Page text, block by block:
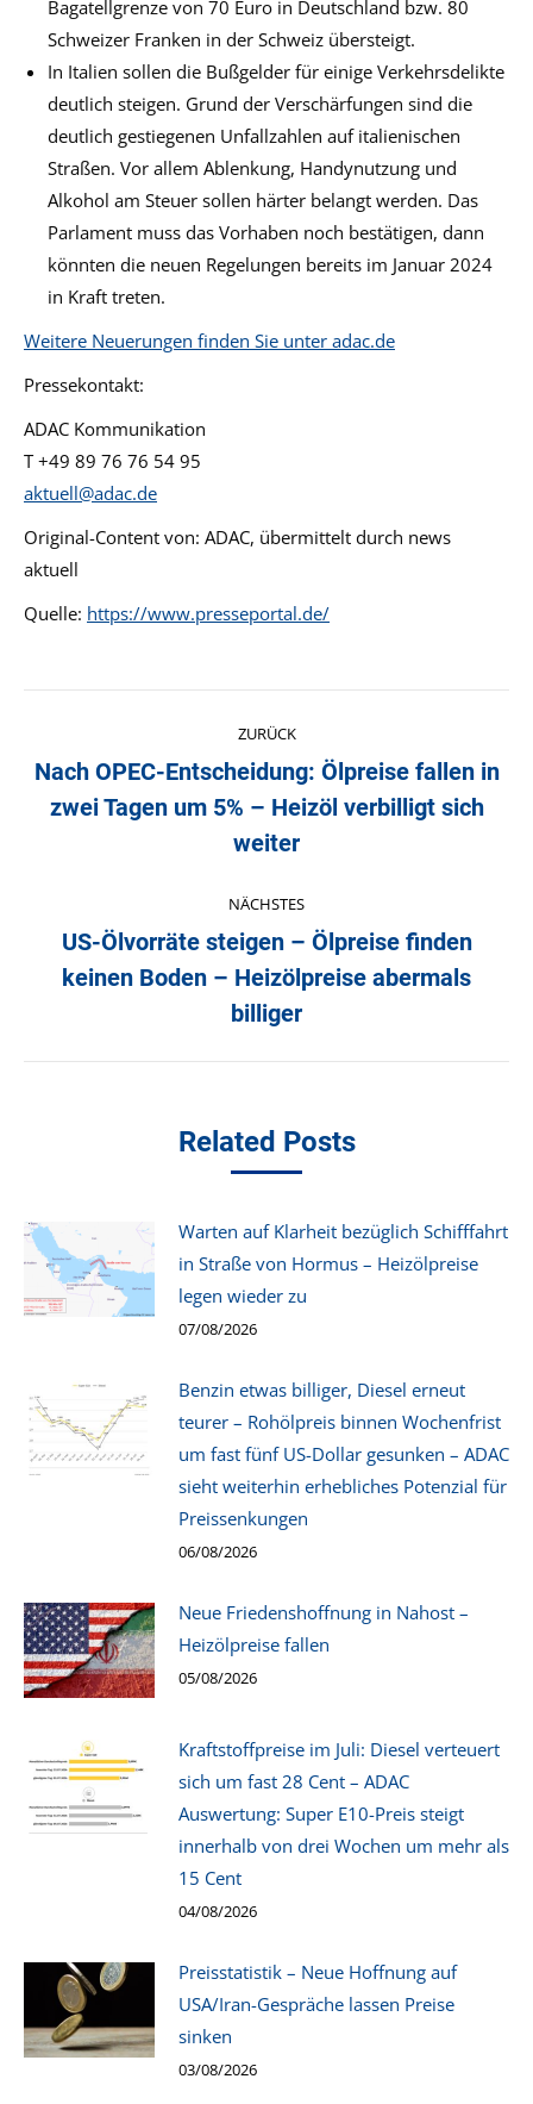
Bagatellgrenze von 70 Euro in Deutschland bzw. 80
Schweizer Franken in der Schweiz übersteigt.
In Italien sollen die Bußgelder für einige Verkehrsdelikte
deutlich steigen. Grund der Verschärfungen sind die
deutlich gestiegenen Unfallzahlen auf italienischen
Straßen. Vor allem Ablenkung, Handynutzung und
Alkohol am Steuer sollen härter belangt werden. Das
Parlament muss das Vorhaben noch bestätigen, dann
könnten die neuen Regelungen bereits im Januar 2024
in Kraft treten.
Weitere Neuerungen finden Sie unter adac.de
Pressekontakt:
ADAC Kommunikation
T +49 89 76 76 54 95
aktuell@adac.de
Original-Content von: ADAC, übermittelt durch news
aktuell
Quelle: https://www.presseportal.de/
Kommentarnavigation
ZURÜCK
Vorheriger
Beitrag:
Nach OPEC-Entscheidung: Ölpreise fallen in
zwei Tagen um 5% – Heizöl verbilligt sich
weiter
NÄCHSTES
Nächster
Beitrag:
US-Ölvorräte steigen – Ölpreise finden
keinen Boden – Heizölpreise abermals
billiger
Related Posts
Warten auf Klarheit bezüglich Schifffahrt
in Straße von Hormus – Heizölpreise
legen wieder zu
07/08/2026
Benzin etwas billiger, Diesel erneut
teurer – Rohölpreis binnen Wochenfrist
um fast fünf US-Dollar gesunken – ADAC
sieht weiterhin erhebliches Potenzial für
Preissenkungen
06/08/2026
Neue Friedenshoffnung in Nahost –
Heizölpreise fallen
05/08/2026
Kraftstoffpreise im Juli: Diesel verteuert
sich um fast 28 Cent – ADAC
Auswertung: Super E10-Preis steigt
innerhalb von drei Wochen um mehr als
15 Cent
04/08/2026
Preisstatistik – Neue Hoffnung auf
USA/Iran-Gespräche lassen Preise
sinken
03/08/2026